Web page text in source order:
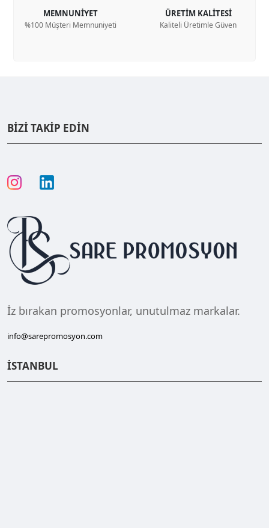
MEMNUNİYET
%100 Müşteri Memnuniyeti
ÜRETİM KALİTESİ
Kaliteli Üretimle Güven
BİZİ TAKİP EDİN
İz bırakan promosyonlar, unutulmaz markalar.
info@sarepromosyon.com
İSTANBUL